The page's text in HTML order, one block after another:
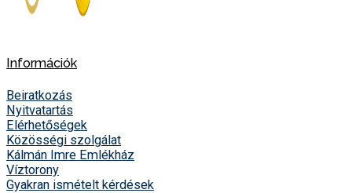
Információk
Beiratkozás
Nyitvatartás
Elérhetőségek
Közösségi szolgálat
Kálmán Imre Emlékház
Víztorony
Gyakran ismételt kérdések